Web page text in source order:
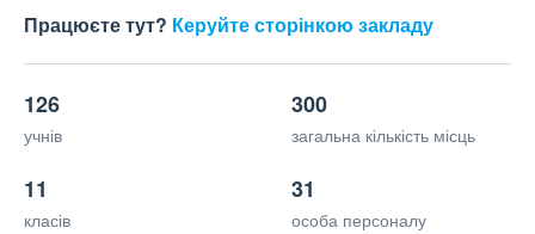
Працюєте тут? Керуйте сторінкою закладу
126
учнів
300
загальна кількість місць
11
класів
31
особа персоналу